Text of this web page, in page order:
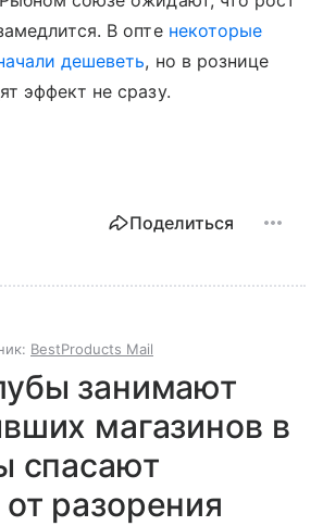
В опте некоторые
дешеветь, но в рознице
эффект не сразу.
Поделиться
BestProducts Mail
занимают
магазинов в
спасают
разорения